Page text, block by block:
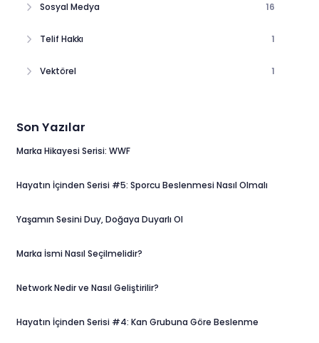
Sosyal Medya 16
Telif Hakkı 1
Vektörel 1
Son Yazılar
Marka Hikayesi Serisi: WWF
Hayatın İçinden Serisi #5: Sporcu Beslenmesi Nasıl Olmalı
Yaşamın Sesini Duy, Doğaya Duyarlı Ol
Marka İsmi Nasıl Seçilmelidir?
Network Nedir ve Nasıl Geliştirilir?
Hayatın İçinden Serisi #4: Kan Grubuna Göre Beslenme